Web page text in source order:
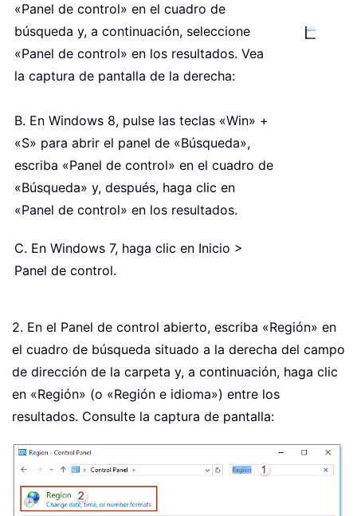
«Panel de control» en el cuadro de
búsqueda y, a continuación, seleccione
«Panel de control» en los resultados. Vea
la captura de pantalla de la derecha:
B. En Windows 8, pulse las teclas «Win» +
«S» para abrir el panel de «Búsqueda»,
escriba «Panel de control» en el cuadro de
«Búsqueda» y, después, haga clic en
«Panel de control» en los resultados.
C. En Windows 7, haga clic en Inicio >
Panel de control.
2. En el Panel de control abierto, escriba «Región» en
el cuadro de búsqueda situado a la derecha del campo
de dirección de la carpeta y, a continuación, haga clic
en «Región» (o «Región e idioma») entre los
resultados. Consulte la captura de pantalla: